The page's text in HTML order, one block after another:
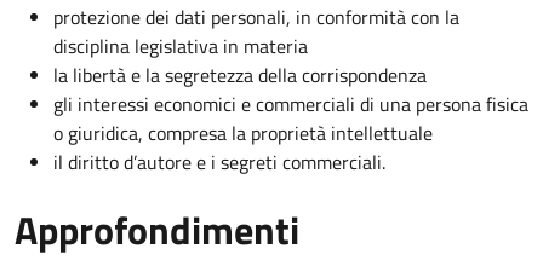
protezione dei dati personali, in conformità con la
disciplina legislativa in materia
la libertà e la segretezza della corrispondenza
gli interessi economici e commerciali di una persona fisica
o giuridica, compresa la proprietà intellettuale
il diritto d’autore e i segreti commerciali.
Approfondimenti